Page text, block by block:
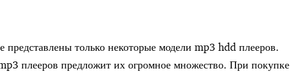
представлены только некоторые модели mp3 hdd плееров.
плееров предложит их огромное множество. При покупке